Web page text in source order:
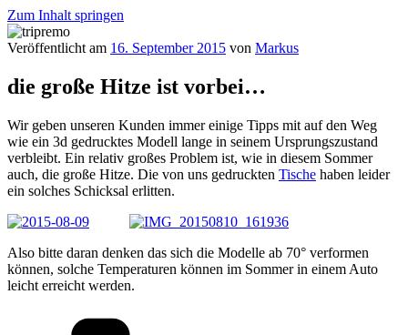
Zum Inhalt springen
Veröffentlicht am 16. September 2015 von Markus
die große Hitze ist vorbei…
Wir geben unseren Kunden immer einige Tipps mit auf den Weg
wie ein 3d gedrucktes Modell lange in seinem Ursprungszustand
verbleibt. Ein relativ großes Problem ist, wie in diesem Sommer
auch, die große Hitze. Die von uns gedruckten Tische haben leider
ein solches Schicksal erlitten.
Also bitte daran denken das sich die Modelle ab 70° verformen
können, solche Temperaturen können im Sommer in einem Auto
leicht erreicht werden.